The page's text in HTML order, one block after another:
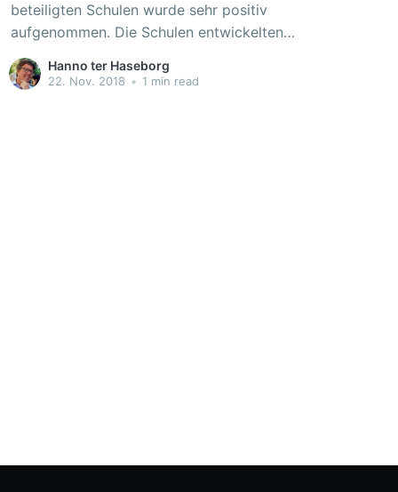
beteiligten Schulen wurde sehr positiv
aufgenommen. Die Schulen entwickelten
Projektideen, die in den kommenden Wochen
Eingang in den Unterricht der Schulen finden
Hanno ter Haseborg
22. Nov. 2018 • 1 min read